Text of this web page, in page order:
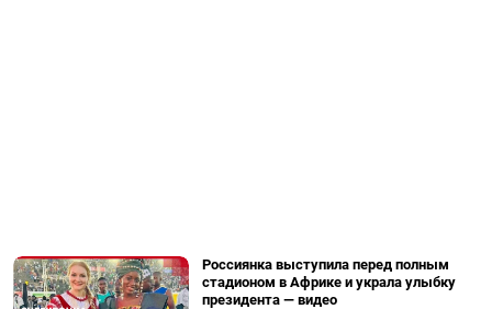
Россиянка выступила перед полным
стадионом в Африке и украла улыбку
президента — видео